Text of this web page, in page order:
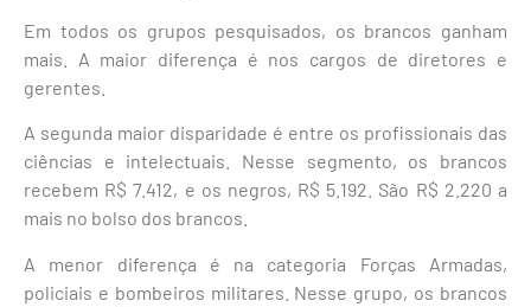
Em todos os grupos pesquisados, os brancos ganham
mais. A maior diferença é nos cargos de diretores e
gerentes.
A segunda maior disparidade é entre os profissionais das
ciências e intelectuais. Nesse segmento, os brancos
recebem R$ 7.412, e os negros, R$ 5.192. São R$ 2.220 a
mais no bolso dos brancos.
A menor diferença é na categoria Forças Armadas,
policiais e bombeiros militares. Nesse grupo, os brancos